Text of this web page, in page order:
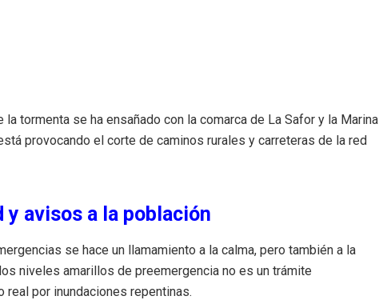
tormenta se ha ensañado con la comarca de La Safor y la Marina
provocando el corte de caminos rurales y carreteras de la red
avisos a la población
se hace un llamamiento a la calma, pero también a la
niveles amarillos de preemergencia no es un trámite
por inundaciones repentinas.